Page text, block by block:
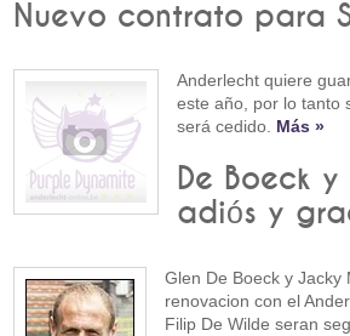
Nuevo contrato para
Anderlecht quiere
este año, por lo tanto
será cedido. Más »
De Boeck
adiós y
Glen De Boeck y Jacky
renovacion con el
Filip De Wilde seran